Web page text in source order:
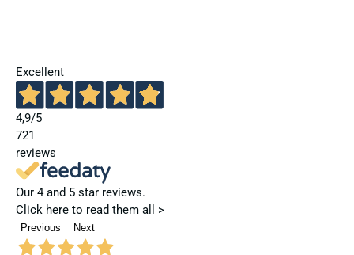
Excellent
4,9/5
721
reviews
Our 4 and 5 star reviews.
Click here to read them all >
Previous Next